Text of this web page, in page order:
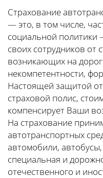
Страхование
— это, в том числе,
социальной
своих сотрудников от
возникающих на
некомпетентности,
Настоящей защитой от
страховой полис,
компенсирует Ваши
На страхование
автотранспортных
автомобили,
специальная и
отечественного и